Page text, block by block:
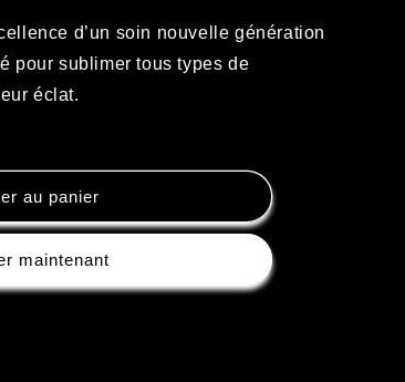
d’un soin nouvelle génération
pour sublimer tous types de
éclat.
au panier
maintenant